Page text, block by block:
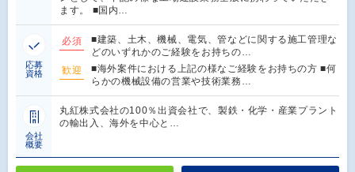
ます。 ■国内…
応募
資格
必須
■建築、土木、機械、電気、管などに関する施工管理な
どのいずれかのご経験をお持ちの…
歓迎
■海外案件における上記の様なご経験をお持ちの方 ■何
らかの機械設備の営業や技術業務…
会社
概要
丸紅株式会社の100％出資会社で、製鉄・化学・産業プラント
の輸出入、海外を中心と…